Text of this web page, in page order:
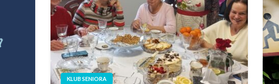
KLUB SENIORA